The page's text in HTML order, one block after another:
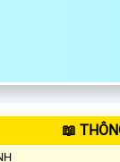
📖